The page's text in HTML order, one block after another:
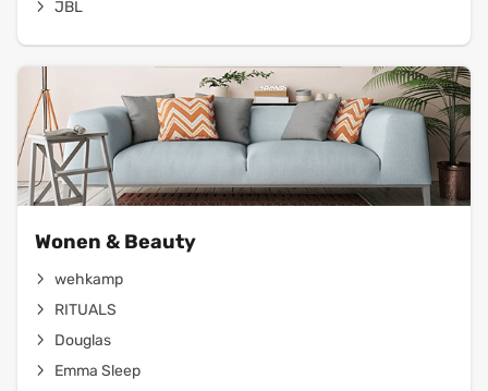
JBL
Wonen & Beauty
wehkamp
RITUALS
Douglas
Emma Sleep